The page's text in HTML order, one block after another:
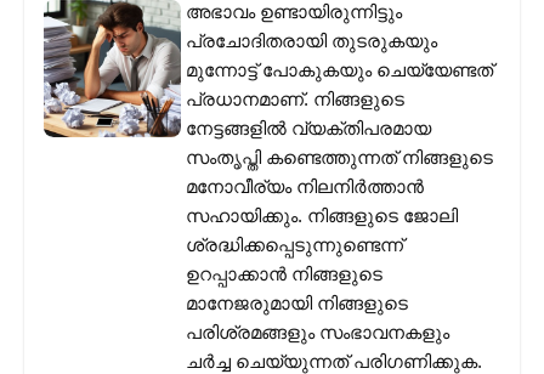
അഭാവം ഉണ്ടായിരുന്നിട്ടും
പ്രചോദിതരായി തുടരുകയും
മുന്നോട്ട് പോകുകയും ചെയ്യേണ്ടത്
പ്രധാനമാണ്. നിങ്ങളുടെ
നേട്ടങ്ങളിൽ വ്യക്തിപരമായ
സംതൃപ്തി കണ്ടെത്തുന്നത് നിങ്ങളുടെ
മനോവീര്യം നിലനിർത്താൻ
സഹായിക്കും. നിങ്ങളുടെ ജോലി
ശ്രദ്ധിക്കപ്പെടുന്നുണ്ടെന്ന്
ഉറപ്പാക്കാൻ നിങ്ങളുടെ
മാനേജരുമായി നിങ്ങളുടെ
പരിശ്രമങ്ങളും സംഭാവനകളും
ചർച്ച ചെയ്യുന്നത് പരിഗണിക്കുക.